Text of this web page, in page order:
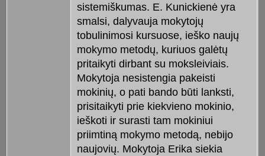
sistemiškumas. E. Kunickienė yra
smalsi, dalyvauja mokytojų
tobulinimosi kursuose, ieško naujų
mokymo metodų, kuriuos galėtų
pritaikyti dirbant su moksleiviais.
Mokytoja nesistengia pakeisti
mokinių, o pati bando būti lanksti,
prisitaikyti prie kiekvieno mokinio,
ieškoti ir surasti tam mokiniui
priimtiną mokymo metodą, nebijo
naujovių. Mokytoja Erika siekia